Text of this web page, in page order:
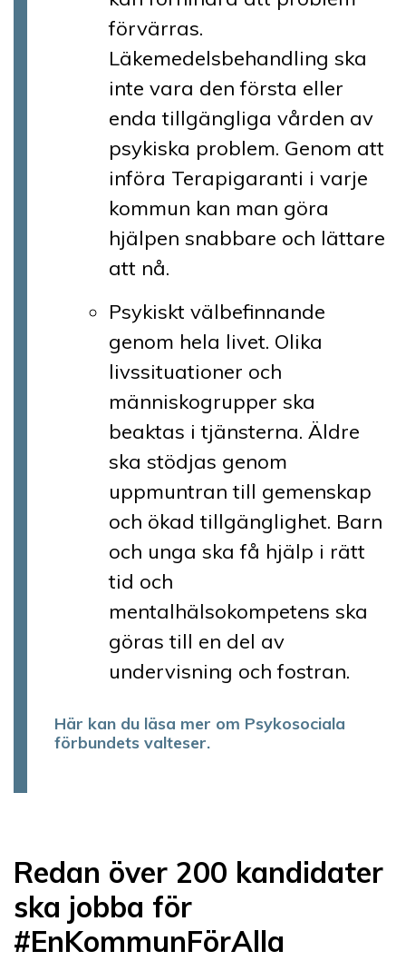
förvärras.
Läkemedelsbehandling ska
inte vara den första eller
enda tillgängliga vården av
psykiska problem. Genom att
införa Terapigaranti i varje
kommun kan man göra
hjälpen snabbare och lättare
att nå.
Psykiskt välbefinnande
genom hela livet. Olika
livssituationer och
människogrupper ska
beaktas i tjänsterna. Äldre
ska stödjas genom
uppmuntran till gemenskap
och ökad tillgänglighet. Barn
och unga ska få hjälp i rätt
tid och
mentalhälsokompetens ska
göras till en del av
undervisning och fostran.
Här kan du läsa mer om Psykosociala
förbundets valteser.
Redan över 200 kandidater
ska jobba för
#EnKommunFörAlla